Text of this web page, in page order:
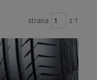
strana z 1